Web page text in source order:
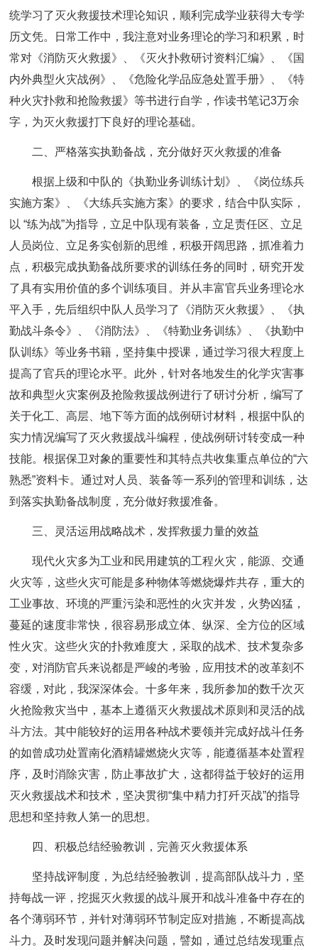
统学习了灭火救援技术理论知识，顺利完成学业获得大专学
历文凭。日常工作中，我注意对业务理论的学习和积累，时
常对《消防灭火救援》、《灭火扑救研讨资料汇编》、《国
内外典型火灾战例》、《危险化学品应急处置手册》、《特
种火灾扑救和抢险救援》等书进行自学，作读书笔记3万余
字，为灭火救援打下良好的理论基础。
二、严格落实执勤备战，充分做好灭火救援的准备
根据上级和中队的《执勤业务训练计划》、《岗位练兵
实施方案》、《大练兵实施方案》的要求，结合中队实际，
以 “练为战”为指导，立足中队现有装备，立足责任区、立足
人员岗位、立足务实创新的思维，积极开阔思路，抓准着力
点，积极完成执勤备战所要求的训练任务的同时，研究开发
了具有实用价值的多个训练项目。并从丰富官兵业务理论水
平入手，先后组织中队人员学习了《消防灭火救援》、《执
勤战斗条令》、《消防法》、《特勤业务训练》、《执勤中
队训练》等业务书籍，坚持集中授课，通过学习很大程度上
提高了官兵的理论水平。此外，针对各地发生的化学灾害事
故和典型火灾案例及抢险救援战例进行了研讨分析，编写了
关于化工、高层、地下等方面的战例研讨材料，根据中队的
实力情况编写了灭火救援战斗编程，使战例研讨转变成一种
技能。根据保卫对象的重要性和其特点共收集重点单位的“六
熟悉”资料卡。通过对人员、装备等一系列的管理和训练，达
到落实执勤备战制度，充分做好救援准备。
三、灵活运用战略战术，发挥救援力量的效益
现代火灾多为工业和民用建筑的工程火灾，能源、交通
火灾等，这些火灾可能是多种物体等燃烧爆炸共存，重大的
工业事故、环境的严重污染和恶性的火灾并发，火势凶猛，
蔓延的速度非常快，很容易形成立体、纵深、全方位的区域
性火灾。这些火灾的扑救难度大，采取的战术、技术复杂多
变，对消防官兵来说都是严峻的考验，应用技术的改革刻不
容缓，对此，我深深体会。十多年来，我所参加的数千次灭
火抢险救灾当中，基本上遵循灭火救援战术原则和灵活的战
斗方法。其中能较好的运用各种战术要领并完成好战斗任务
的如曾成功处置南化酒精罐燃烧火灾等，能遵循基本处置程
序，及时消除灾害，防止事故扩大，这都得益于较好的运用
灭火救援战术和技术，坚决贯彻“集中精力打歼灭战”的指导
思想和坚持救人第一的思想。
四、积极总结经验教训，完善灭火救援体系
坚持战评制度，为总结经验教训，提高部队战斗力，坚
持每战一评，挖掘灭火救援的战斗展开和战斗准备中存在的
各个薄弱环节，并针对薄弱环节制定应对措施，不断提高战
斗力。及时发现问题并解决问题，譬如，通过总结发现重点